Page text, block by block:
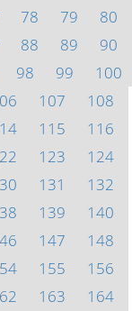
78 79
80
88 89
90
98 99
100
107
108
115
116
123
124
131
132
139
140
147
148
155
156
163
164